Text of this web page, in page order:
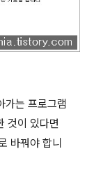
가는 프로그램
것이 있다면
바꿔야 합니